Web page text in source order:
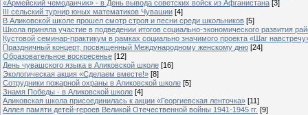
«Армейский чемоданчик» - в День вывода советских войск из Афганистана [3]
III сельский турнир юных математиков Чувашии [4]
В Аликовской школе прошел смотр строя и песни среди школьников [5]
Школа приняла участие в подведении итогов социально-экономического развития
Кустовой семинар-практикум в рамках социально значимого проекта «Шаг
Праздничный концерт, посвященный Международному женскому дню [24]
Образовательное воскресенье [12]
День чувашского языка в Аликовской школе [16]
Экологическая акция «Сделаем вместе!» [8]
Сотрудники пожарной охраны в Аликовской школе [5]
Знамя Победы - в Аликовской школе [4]
Аликовская школа присоединилась к акции «Георгиевская ленточка» [11]
Аллея памяти детей-героев Великой Отечественной войны 1941-1945 гг. [9]